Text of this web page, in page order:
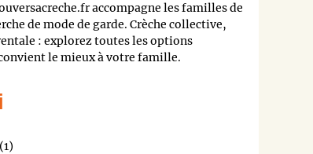
accompagne les familles de
de mode de garde. Crèche collective,
: explorez toutes les options
le mieux à votre famille.
(1)